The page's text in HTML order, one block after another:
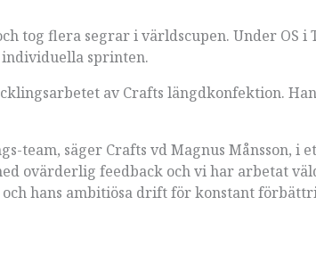
tog flera segrar i världscupen. Under OS i
sprinten.
av Crafts längdkonfektion. Han
säger Crafts vd Magnus Månsson, i
ovärderlig feedback och vi har arbetat
hans ambitiösa drift för konstant